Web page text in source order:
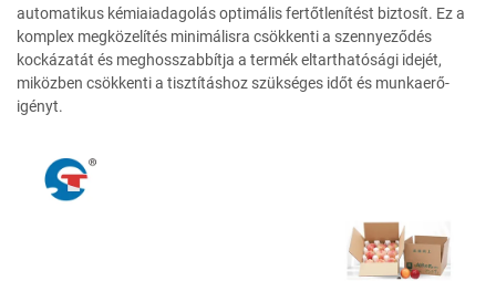
automatikus kémiaiadagolás optimális fertőtlenítést biztosít. Ez a
komplex megközelítés minimálisra csökkenti a szennyeződés
kockázatát és meghosszabbítja a termék eltarthatósági idejét,
miközben csökkenti a tisztításhoz szükséges időt és munkaerő-
igényt.